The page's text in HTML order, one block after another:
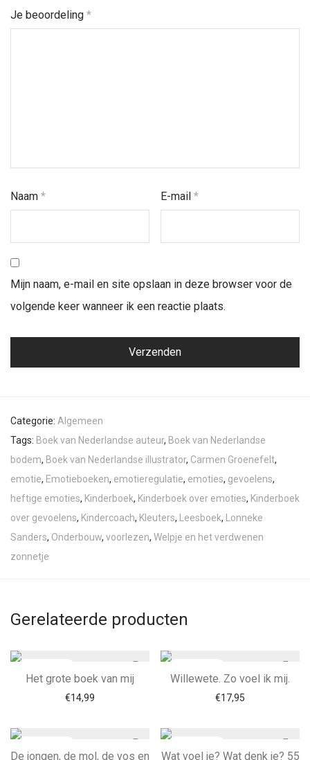
Je beoordeling *
Naam * E-mail*
Mijn naam, e-mail en site opslaan in deze browser voor de
volgende keer wanneer ik een reactie plaats.
Categorie: Algemeen
Tags: Boek van Nederlandse auteur, Boek van Nederlandse
bodem, Boek van Nederlandse illustrator, Carmen Groenefelt,
emotie, Emotieboeken, emotieregulatie, emoties, gevoelens,
heftige emoties, Kinderboek, Kinderboek over emoties, Kinderboek
over gevoelens, Kindercoach, Kleuters, Leesboek,
Lonneke
Sanders, Onderbouw, voorlezen, Welpje en het verdwenen
zonnetje
Gerelateerde producten
Het grote boek van mij
€14,99
Willewete. Zo voel ik mij.
€17,95
De jongen, de mol, de vos en Wat voel je? Wat denk je? 55